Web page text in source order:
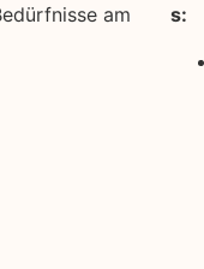
am
s: